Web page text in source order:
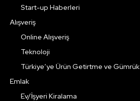
Start-up Haberleri
Alışveriş
Online Alışveriş
Teknoloji
Türkiye’ye Ürün Getirtme ve Gümrük
Emlak
Ev/İşyeri Kiralama